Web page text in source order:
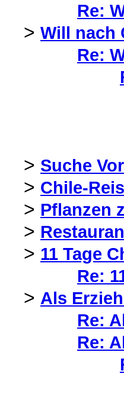
Re:
> Will nach
Re:
> Suche
> Chile-
> Pflanzen
>
> 11 Tage
Re:
> Als
Re:
Re: